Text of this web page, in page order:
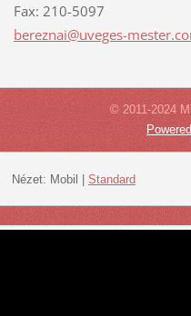
Fax: 210-5097
bereznai@uveges-mester.c
© 2011-2024
Nézet: Mobil Standard